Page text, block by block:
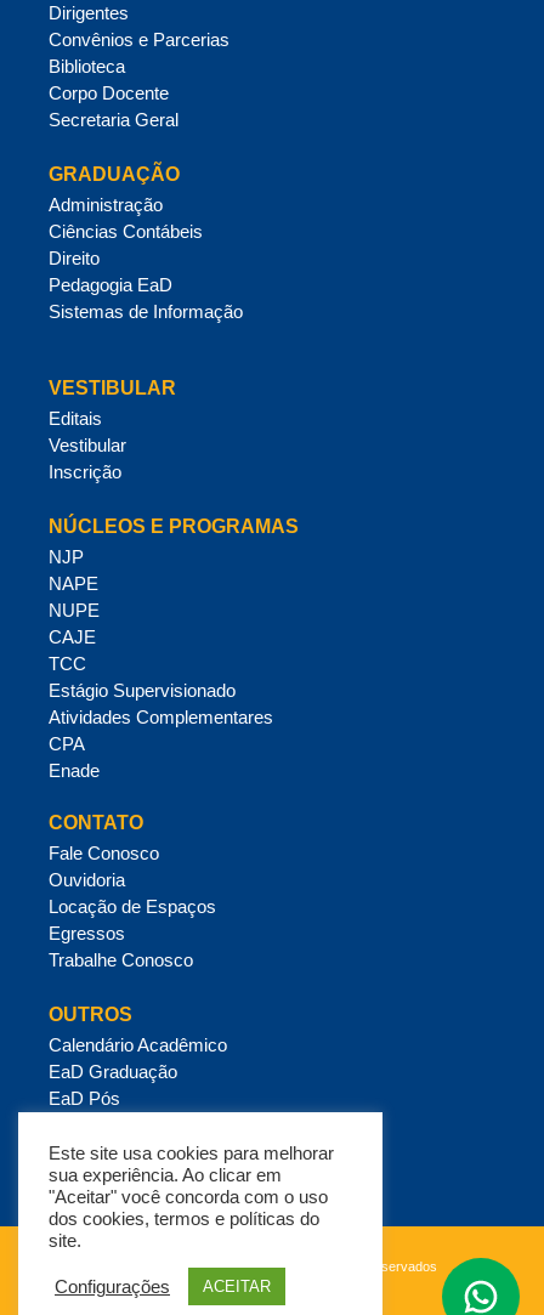
Dirigentes
Convênios e Parcerias
Biblioteca
Corpo Docente
Secretaria Geral
GRADUAÇÃO
Administração
Ciências Contábeis
Direito
Pedagogia EaD
Sistemas de Informação
VESTIBULAR
Editais
Vestibular
Inscrição
NÚCLEOS E PROGRAMAS
NJP
NAPE
NUPE
CAJE
TCC
Estágio Supervisionado
Atividades Complementares
CPA
Enade
CONTATO
Fale Conosco
Ouvidoria
Locação de Espaços
Egressos
Trabalhe Conosco
OUTROS
Calendário Acadêmico
EaD Graduação
EaD Pós
Política de Privacidade
Copyright ESUP © 2026 – Todos os direitos reservados
Este site usa cookies para melhorar
sua experiência. Ao clicar em
"Aceitar" você concorda com o uso
dos cookies, termos e políticas do
site.
Configurações ACEITAR